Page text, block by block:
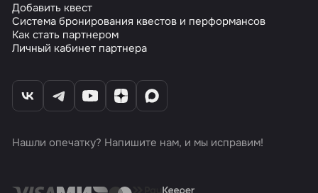
Добавить квест
Система бронирования квестов и перформансов
Как стать партнером
Личный кабинет партнера
Нашли опечатку? Напишите нам, и мы исправим!